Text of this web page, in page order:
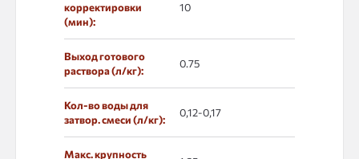
корректировки
(мин):
10
Выход готового
раствора (л/кг):
0.75
Кол-во воды для
затвор. смеси (л/кг):
0,12-0,17
Макс. крупность